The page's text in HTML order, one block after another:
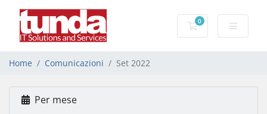
0
Carrello
Home Comunicazioni Set 2022
Per mese